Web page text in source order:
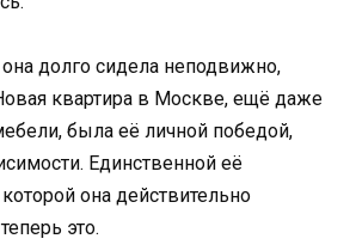
долго сидела неподвижно,
квартира в Москве, ещё даже
была её личной победой,
Единственной её
она действительно
это.